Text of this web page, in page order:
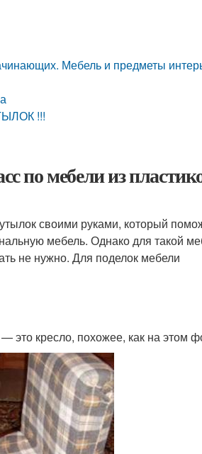
Мебель и предметы
!!!
по мебели из
своими руками, который
мебель. Однако для такой
не нужно. Для поделок мебели
это кресло, похожее, как на этом